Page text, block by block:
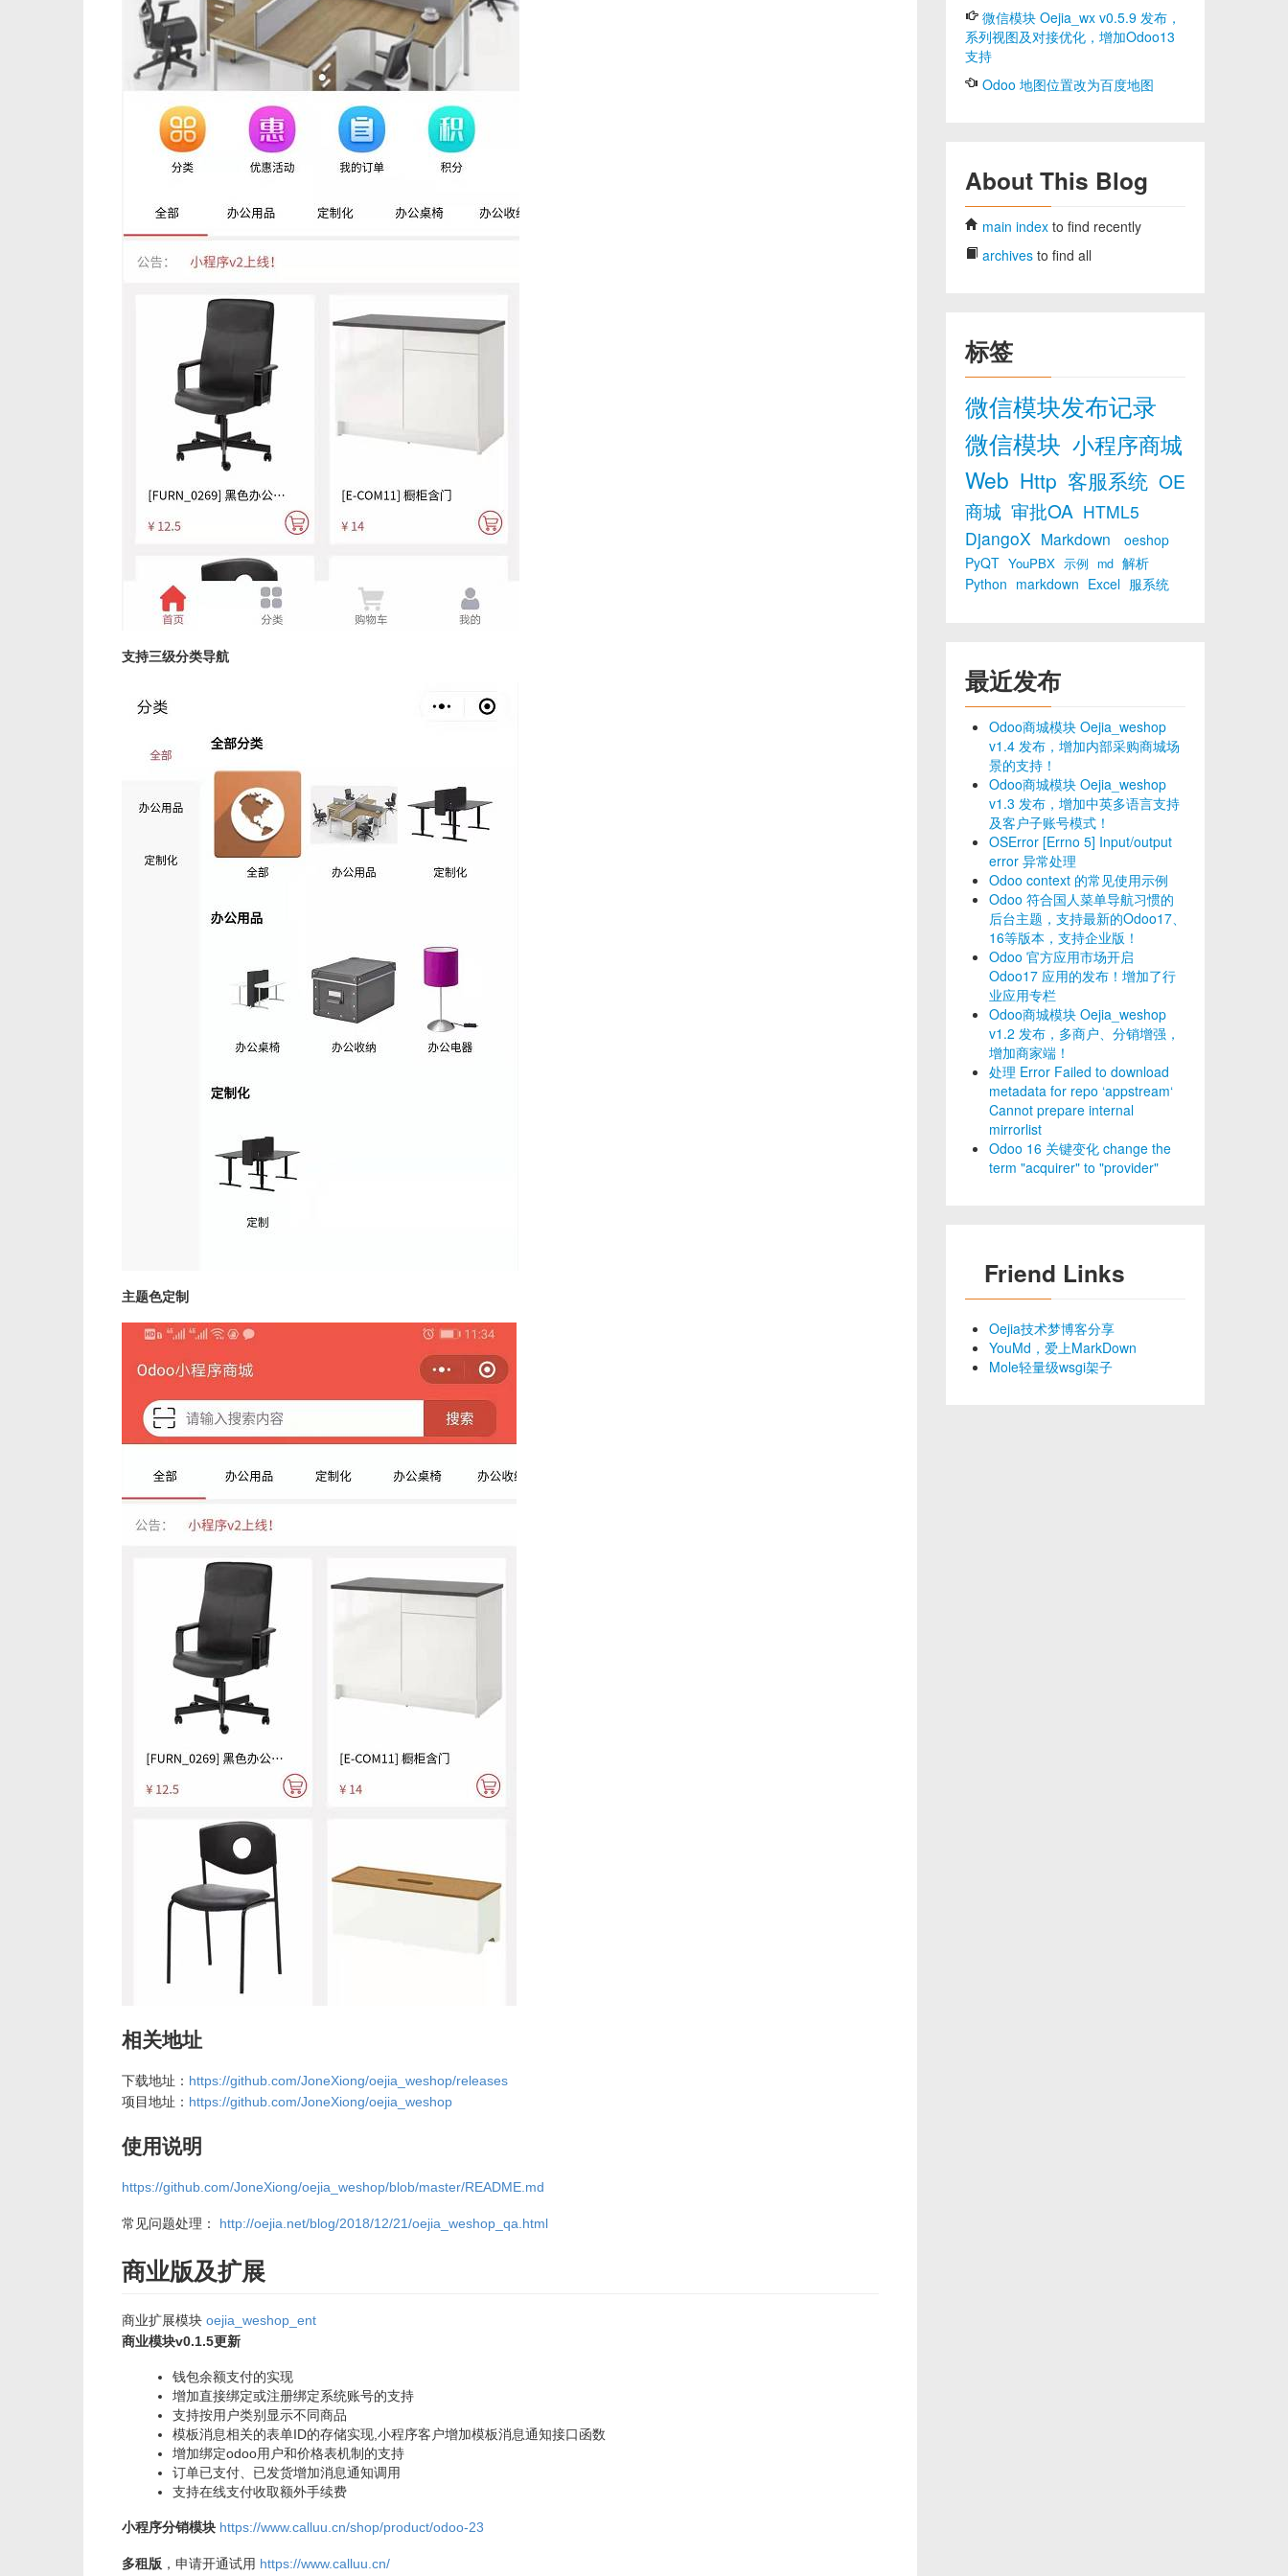
支持三级分类导航
主题色定制
相关地址
下载地址： https://github.com/JoneXiong/oejia_weshop/releases
项目地址： https://github.com/JoneXiong/oejia_weshop
使用说明
https://github.com/JoneXiong/oejia_weshop/blob/master/README.md
常见问题处理： http://oejia.net/blog/2018/12/21/oejia_weshop_qa.html
商业版及扩展
商业扩展模块 oejia_weshop_ent
商业模块v0.1.5更新
钱包余额支付的实现
增加直接绑定或注册绑定系统账号的支持
支持按用户类别显示不同商品
模板消息相关的表单ID的存储实现,小程序客户增加模板消息通知接口函数
增加绑定odoo用户和价格表机制的支持
订单已支付、已发货增加消息通知调用
支持在线支付收取额外手续费
小程序分销模块 https://www.calluu.cn/shop/product/odoo-23
多租版 ，申请开通试用 https://www.calluu.cn/
微信模块 Oejia_wx v0.5.9 发布，
系列视图及对接优化，增加Odoo13
支持
Odoo 地图位置改为百度地图
About This Blog
main index to find recently
archives to find all
标签
微信模块发布记录
微信模块 小程序商城
Web Http 客服系统 OE
商城 审批OA HTML5
DjangoX Markdown
oeshop
PyQT YouPBX 示例 md 解析
Python markdown Excel 服系统
最近发布
Odoo商城模块 Oejia_weshop
v1.4 发布，增加内部采购商城场
景的支持！
Odoo商城模块 Oejia_weshop
v1.3 发布，增加中英多语言支持
及客户子账号模式！
OSError [Errno 5] Input/output
error 异常处理
Odoo context 的常见使用示例
Odoo 符合国人菜单导航习惯的
后台主题，支持最新的Odoo17、
16等版本，支持企业版！
Odoo 官方应用市场开启
Odoo17 应用的发布！增加了行
业应用专栏
Odoo商城模块 Oejia_weshop
v1.2 发布，多商户、分销增强，
增加商家端！
处理 Error Failed to download
metadata for repo ‘appstream‘
Cannot prepare internal
mirrorlist
Odoo 16 关键变化 change the
term "acquirer" to "provider"
Friend Links
Oejia技术梦博客分享
YouMd，爱上MarkDown
Mole轻量级wsgi架子